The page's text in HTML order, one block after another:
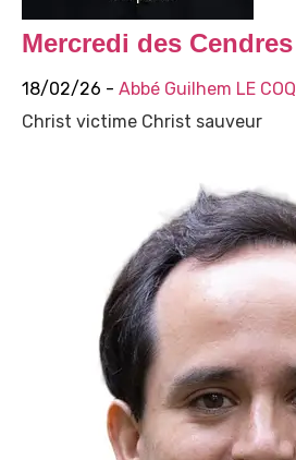
Mercredi des Cendres
18/02/26 - Abbé Guilhem LE COQ
Christ victime Christ sauveur